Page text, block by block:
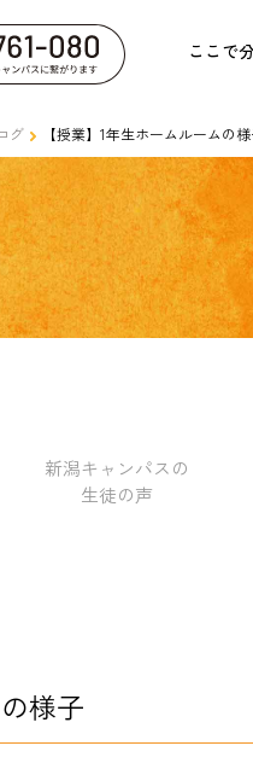
ここで
グ 【授業】1年生ホームルームの
新潟キャンパスの
生徒の声
様子